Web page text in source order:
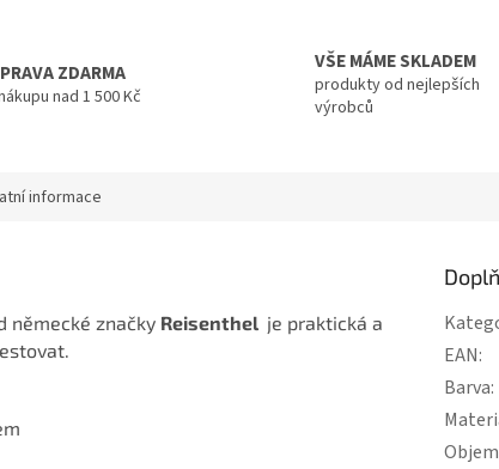
ZDARMA
nad 1 500 Kč
VŠE MÁME SKLADEM
produkty od nejlepších
výrobců
informace
německé značky Reisenthel je praktická a
EAN:
Barva:
Objem